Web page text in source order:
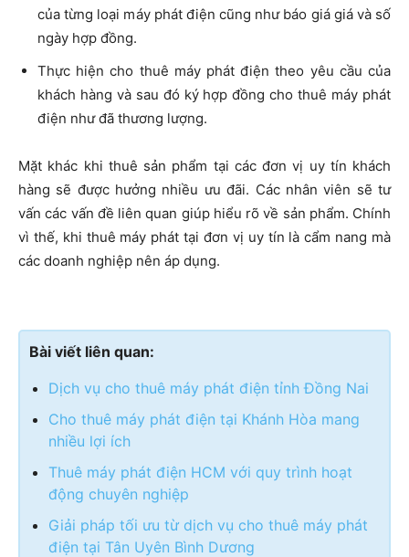
của từng loại máy phát điện cũng như báo giá giá và số
ngày hợp đồng.
Thực hiện cho thuê máy phát điện theo yêu cầu của
khách hàng và sau đó ký hợp đồng cho thuê máy phát
điện như đã thương lượng.
Mặt khác khi thuê sản phẩm tại các đơn vị uy tín khách
hàng sẽ được hưởng nhiều ưu đãi. Các nhân viên sẽ tư
vấn các vấn đề liên quan giúp hiểu rõ về sản phẩm. Chính
vì thế, khi thuê máy phát tại đơn vị uy tín là cẩm nang mà
các doanh nghiệp nên áp dụng.
Bài viết liên quan:
Dịch vụ cho thuê máy phát điện tỉnh Đồng Nai
Cho thuê máy phát điện tại Khánh Hòa mang
nhiều lợi ích
Thuê máy phát điện HCM với quy trình hoạt
động chuyên nghiệp
Giải pháp tối ưu từ dịch vụ cho thuê máy phát
điện tại Tân Uyên Bình Dương